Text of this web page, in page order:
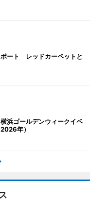
ート レッドカーペットと
浜ゴールデンウィークイベ
年）